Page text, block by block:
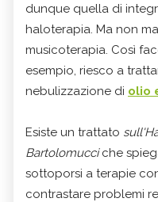
dunque quella di
haloterapia. Ma non
musicoterapia. Così
esempio, riesco a
nebulizzazione di olio
Esiste un trattato
Bartolomucciche
sottoporsi a terapie
contrastare problemi